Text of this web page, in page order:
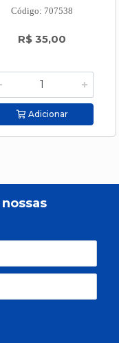
Código: 707538
R$ 35,00
Adicionar